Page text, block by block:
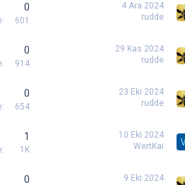
0
601
4 Ara 2024
rudde
0
914
29 Kas 2024
rudde
0
654
23 Eki 2024
rudde
1
1K
10 Eki 2024
WertKai
0
9 Eki 2024